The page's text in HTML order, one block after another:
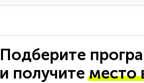
Подберите
и получитеместо